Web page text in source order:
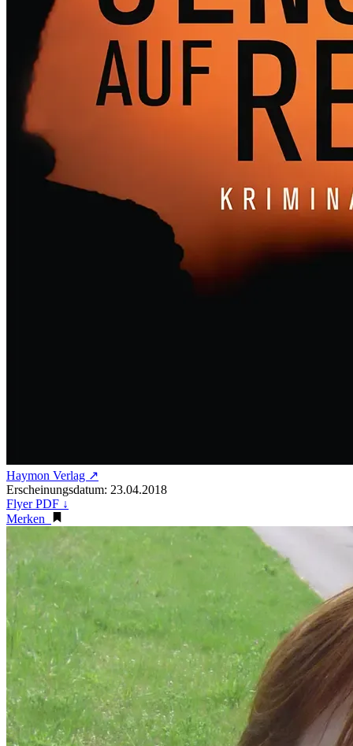
Haymon Verlag ↗
Erscheinungsdatum: 23.04.2018
Flyer PDF ↓
Merken